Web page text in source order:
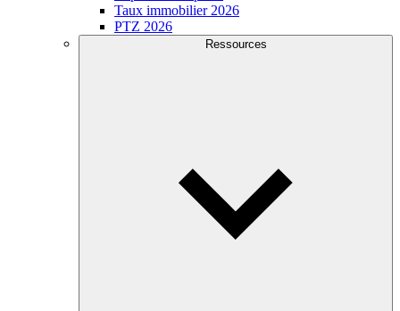
Taux immobilier 2026
PTZ 2026
Ressources